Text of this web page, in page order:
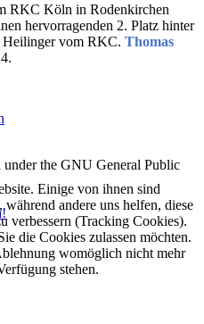
RKC Köln in Rodenkirchen
hervorragenden 2. Platz hinter
vom RKC. Thomas
under the GNU General Public
Einige von ihnen sind
andere uns helfen, diese
verbessern (Tracking Cookies).
die Cookies zulassen möchten.
womöglich nicht mehr
stehen.